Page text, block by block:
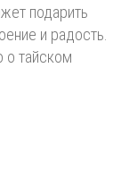
подарить
и радость.
о тайском